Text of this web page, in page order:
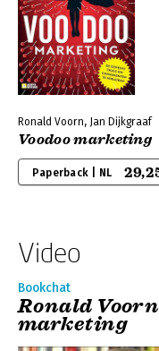
Ronald Voorn, Jan Dijkgraaf
Voodoo marketing
Paperback | NL
Video
Bookchat
Ronald
marketing